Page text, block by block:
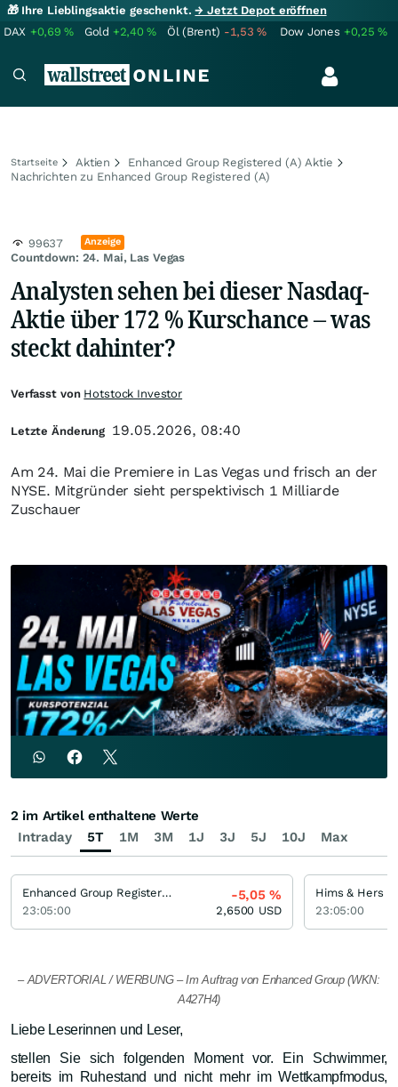
🎁 Ihre Lieblingsaktie geschenkt.→ Jetzt Depot eröffnen
DAX +0,69% Gold +2,40% Öl (Brent) -1,53% Dow Jones +0,25%
Startseite Aktien
Enhanced Group Registered (A) Aktie
Nachrichten zu Enhanced Group Registered (A)
Countdown: 24. Mai, Las Vegas
99637 Anzeige
Analysten sehen bei dieser Nasdaq-
Aktie über 172 % Kurschance – was
steckt dahinter?
Am 24. Mai die Premiere in Las Vegas und frisch an der
NYSE. Mitgründer sieht perspektivisch 1 Milliarde
Zuschauer
– ADVERTORIAL / WERBUNG – Im Auftrag von Enhanced Group (WKN:
A427H4)
Liebe Leserinnen und Leser,
stellen Sie sich folgenden Moment vor. Ein Schwimmer,
bereits im Ruhestand und nicht mehr im Wettkampfmodus,
Verfasst von Hotstock Investor
Letzte Änderung 19.05.2026, 08:40
Intraday 5T 1M 3M 1J 3J 5J 10J Max
2 im Artikel enthaltene Werte
Enhanced Group Registered (A)
23:05:00
-5,05%
2,6500 USD 23:05:00